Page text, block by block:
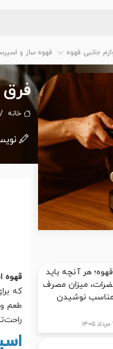
جانبی قهوه قهوه ساز و
فرق
خانه
هر آنچه باید
میزان مصرف
نوشیدن
قهوه
که
طعم